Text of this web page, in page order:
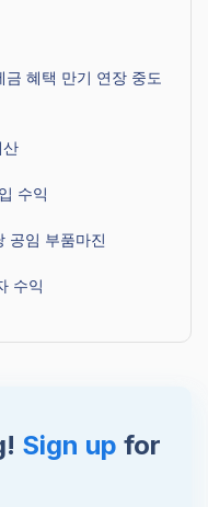
혜택 만기 연장 중도
산
수익
공임 부품마진
수익
Sign up for